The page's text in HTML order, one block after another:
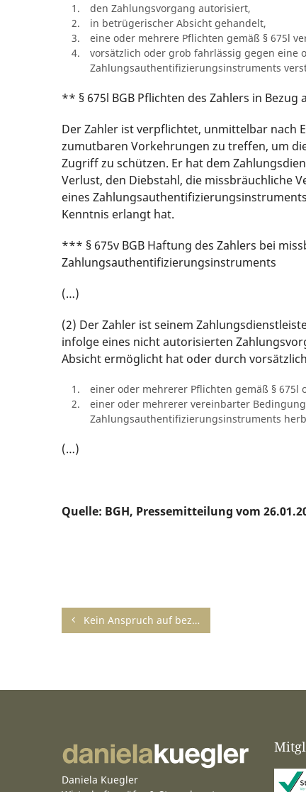
den Zahlungsvorgang autorisiert,
in betrügerischer Absicht gehandelt,
eine oder mehrere Pflichten gemäß § 675l
vorsätzlich oder grob fahrlässig gegen eine
Zahlungsauthentifizierungsinstruments
** § 675l BGB Pflichten des Zahlers in
Der Zahler ist verpflichtet, unmittelbar nach
zumutbaren Vorkehrungen zu treffen, um
Zugriff zu schützen. Er hat dem
Verlust, den Diebstahl, die missbräuchliche
eines
Kenntnis erlangt hat.
*** § 675v BGB Haftung des Zahlers bei
Zahlungsauthentifizierungsinstruments
(…)
(2) Der Zahler ist seinem
infolge eines nicht autorisierten
Absicht ermöglicht hat oder durch
einer oder mehrerer Pflichten gemäß § 675l
einer oder mehrerer vereinbarter
Zahlungsauthentifizierungsinstruments
(…)
Quelle: BGH, Pressemitteilung vom
Kein Anspruch auf bezahlte Raucherpausen
Daniela Kuegler